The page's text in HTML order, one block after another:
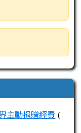
主動捐贈經費 (